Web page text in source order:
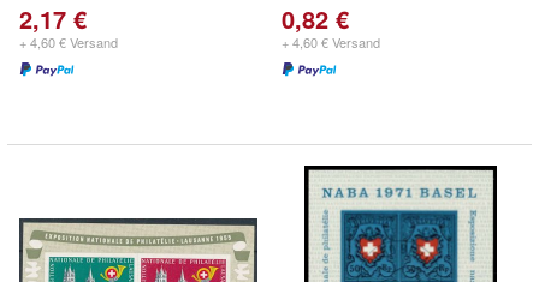
2,17 €
+ 4,60 € Versand
0,82 €
+ 4,60 € Versand